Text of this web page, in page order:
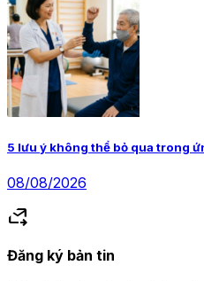
5 lưu ý không thể bỏ qua trong
08/08/2026
forward_to_inbox
Đăng ký bản tin